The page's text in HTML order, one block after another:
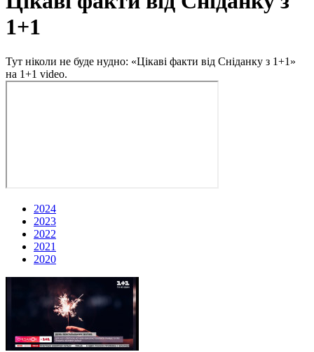
1+1
Тут ніколи не буде нудно: «Цікаві факти від Сніданку з 1+1»
на 1+1 video.
2024
2023
2022
2021
2020